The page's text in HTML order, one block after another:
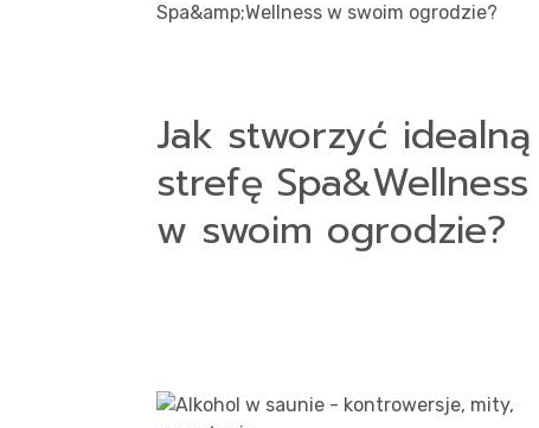
Jak stworzyć idealną
strefę Spa&Wellness
w swoim ogrodzie?